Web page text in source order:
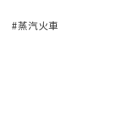
#蒸汽火車